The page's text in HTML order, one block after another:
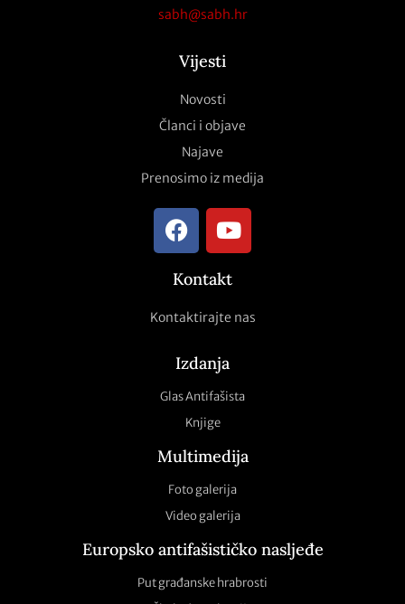
sabh@sabh.hr
Vijesti
Novosti
Članci i objave
Najave
Prenosimo iz medija
Kontakt
Kontaktirajte nas
Izdanja
Glas Antifašista
Knjige
Multimedija
Foto galerija
Video galerija
Europsko antifašističko nasljeđe
Put građanske hrabrosti